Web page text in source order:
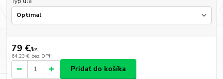
79 €/ks
64,23 € bez DPH
Pridať do košíka